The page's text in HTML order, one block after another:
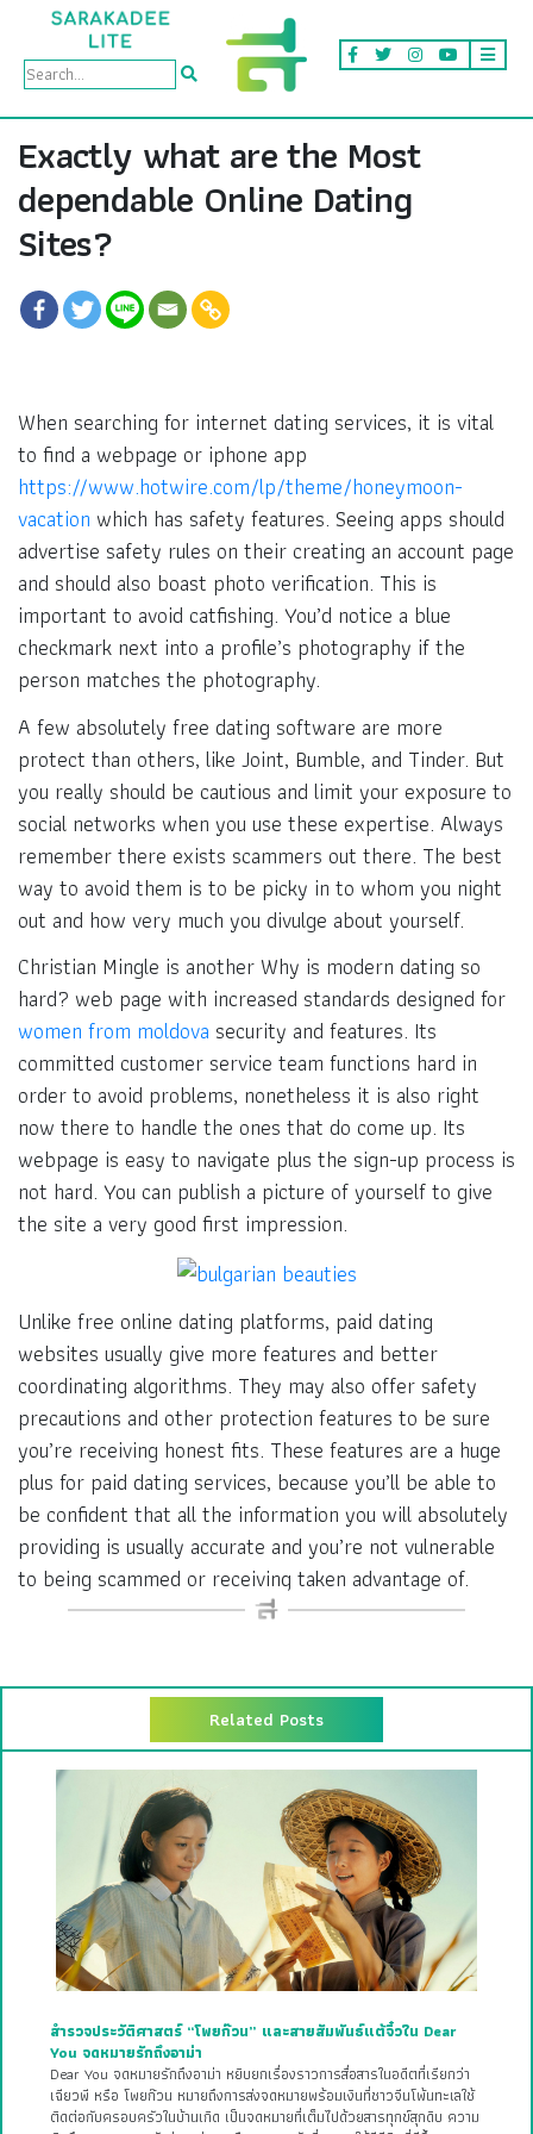
Exactly what are the Most
dependable Online Dating
Sites?
When searching for internet dating services, it is vital
to find a webpage or iphone app
https://www.hotwire.com/lp/theme/honeymoon-
vacation which has safety features. Seeing apps should
advertise safety rules on their creating an account page
and should also boast photo verification. This is
important to avoid catfishing. You’d notice a blue
checkmark next into a profile’s photography if the
person matches the photography.
A few absolutely free dating software are more
protect than others, like Joint, Bumble, and Tinder. But
you really should be cautious and limit your exposure to
social networks when you use these expertise. Always
remember there exists scammers out there. The best
way to avoid them is to be picky in to whom you night
out and how very much you divulge about yourself.
Christian Mingle is another Why is modern dating so
hard? web page with increased standards designed for
women from moldova security and features. Its
committed customer service team functions hard in
order to avoid problems, nonetheless it is also right
now there to handle the ones that do come up. Its
webpage is easy to navigate plus the sign-up process is
not hard. You can publish a picture of yourself to give
the site a very good first impression.
Unlike free online dating platforms, paid dating
websites usually give more features and better
coordinating algorithms. They may also offer safety
precautions and other protection features to be sure
you’re receiving honest fits. These features are a huge
plus for paid dating services, because you’ll be able to
be confident that all the information you will absolutely
providing is usually accurate and you’re not vulnerable
to being scammed or receiving taken advantage of.
Related Posts
สำรวจประวัติศาสตร์ “โพยก๊วน” และสายสัมพันธ์แต้จิ๋วใน Dear
You จดหมายรักถึงอาม่า
Dear You จดหมายรักถึงอาม่า หยิบยกเรื่องราวการสื่อสารในอดีตที่เรียกว่า
เฉียวพี หรือ โพยก๊วน หมายถึงการส่งจดหมายพร้อมเงินที่ชาวจีนโพ้นทะเลใช้
ติดต่อกับครอบครัวในบ้านเกิด เป็นจดหมายที่เต็มไปด้วยสารทุกข์สุกดิบ ความ